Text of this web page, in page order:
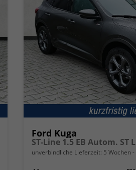
Ford Kuga
unverbindliche Lieferzeit: 5 Wochen